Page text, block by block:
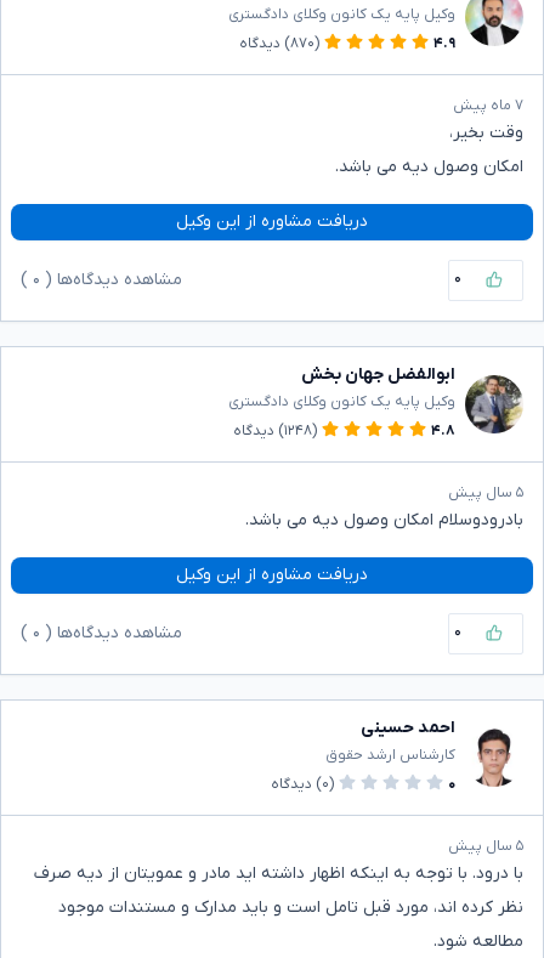
وکیل پایه یک کانون وکلای دادگستری
۴.۹
(۸۷۰) دیدگاه
۷ ماه پیش
وقت بخیر،
امکان وصول دیه می باشد.
دریافت مشاوره از این وکیل
۰ مشاهده دیدگاه‌ها ( ۰
ابوالفضل جهان بخش
وکیل پایه یک کانون وکلای دادگستری
۴.۸
(۱۲۴۸) دیدگاه
۵ سال پیش
بادرودوسلام امکان وصول دیه می باشد.
دریافت مشاوره از این وکیل
۰ مشاهده دیدگاه‌ها ( ۰
احمد حسینی
کارشناس ارشد حقوق
۰
(۰) دیدگاه
۵ سال پیش
با درود. با توجه به اینکه اظهار داشته اید مادر و عمویتان از دیه صرف
نظر کرده اند، مورد قبل تامل است و باید مدارک و مستندات موجود
مطالعه شود.